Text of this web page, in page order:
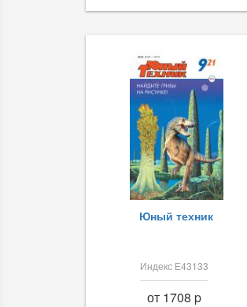
Юный техник
Индекс Е43133
от 1708 p